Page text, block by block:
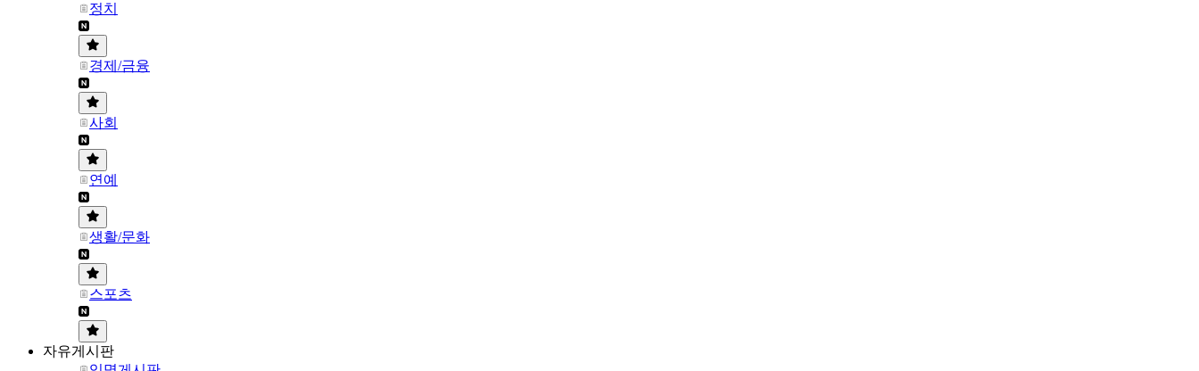
정치
경제/금융
사회
연예
생활/문화
스포츠
자유게시판